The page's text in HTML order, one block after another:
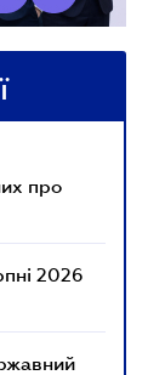
про
2026